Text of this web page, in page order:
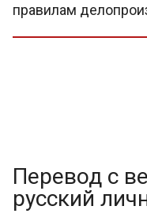
правилам
Перевод с
русский